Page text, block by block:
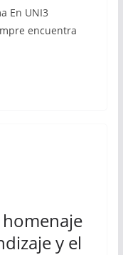
En UNI3
encuentra
y el